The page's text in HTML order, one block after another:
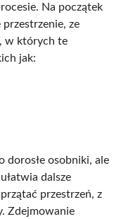
Na początek
ze
w których te
jak:
dorosłe osobniki, ale
dalsze
przestrzeń, z
Zdejmowanie